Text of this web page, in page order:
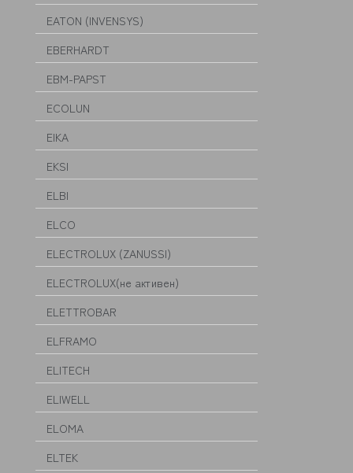
EATON (INVENSYS)
EBERHARDT
EBM-PAPST
ECOLUN
EIKA
EKSI
ELBI
ELCO
ELECTROLUX (ZANUSSI)
ELECTROLUX(не активен)
ELETTROBAR
ELFRAMO
ELITECH
ELIWELL
ELOMA
ELTEK